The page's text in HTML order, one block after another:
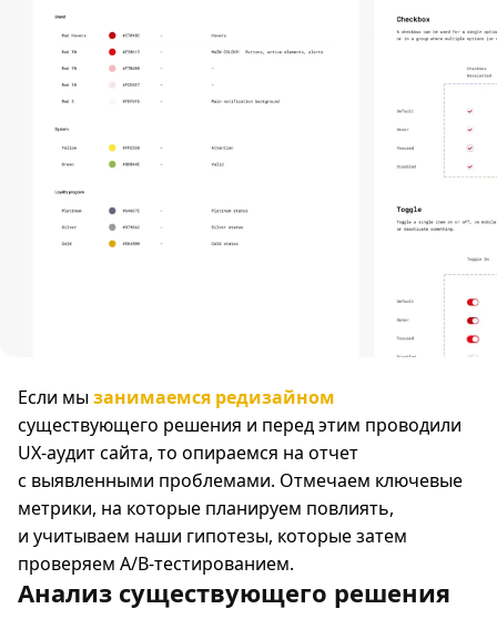
Если мызанимаемся редизайном
существующего решения и перед этим проводили
UX-аудит сайта, то опираемся на отчет
с выявленными проблемами. Отмечаем ключевые
метрики, на которые планируем повлиять,
и учитываем наши гипотезы, которые затем
проверяем A/B-тестированием.
Анализ существующего решения